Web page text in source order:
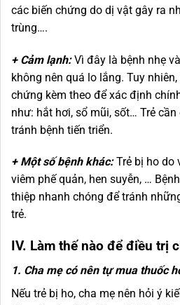
các biến chứng do dị vật gây ra
trùng….
+ Cảm lạnh:Vì đây là bệnh nhẹ
không nên quá lo lắng. Tuy
chứng kèm theo để xác định
như: hắt hơi, sổ mũi, sốt… Trẻ
tránh bệnh tiến triển.
+ Một số bệnh khác:Trẻ bị ho do
viêm phế quản, hen suyễn, …
thiệp nhanh chóng để tránh
trẻ.
IV. Làm thế nào để điều trị
1. Cha mẹ có nên tự mua thuốc
Nếu trẻ bị ho, cha mẹ nên hỏi ý